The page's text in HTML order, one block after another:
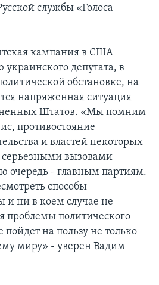
службы «Голоса
кампания в США
депутата, в
обстановке, на
напряженная ситуация
Штатов. «Мы помним
противостояние
и властей некоторых
серьезными вызовами
очередь - главным партиям.
способы
и ни в коем случае не
проблемы политического
пойдет на пользу не только
миру» - уверен Вадим